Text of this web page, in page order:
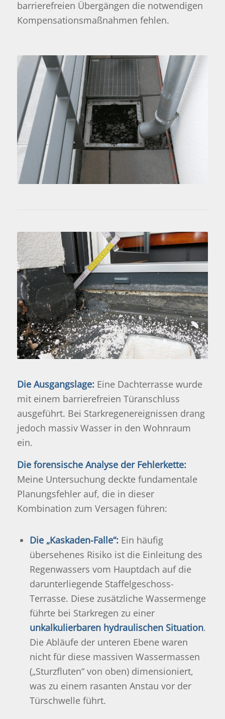
barrierefreien Übergängen die notwendigen
Kompensationsmaßnahmen fehlen.
Die Ausgangslage: Eine Dachterrasse wurde
mit einem barrierefreien Türanschluss
ausgeführt. Bei Starkregenereignissen drang
jedoch massiv Wasser in den Wohnraum
ein.
Die forensische Analyse der Fehlerkette:
Meine Untersuchung deckte fundamentale
Planungsfehler auf, die in dieser
Kombination zum Versagen führen:
Die „Kaskaden-Falle“: Ein häufig
übersehenes Risiko ist die Einleitung des
Regenwassers vom Hauptdach auf die
darunterliegende Staffelgeschoss-
Terrasse. Diese zusätzliche Wassermenge
führte bei Starkregen zu einer
unkalkulierbaren hydraulischen Situation.
Die Abläufe der unteren Ebene waren
nicht für diese massiven Wassermassen
(„Sturzfluten“ von oben) dimensioniert,
was zu einem rasanten Anstau vor der
Türschwelle führt.